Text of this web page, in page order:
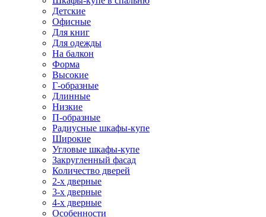
Детские
Офисные
Для книг
Для одежды
На балкон
Форма
Высокие
Г-образные
Длинные
Низкие
П-образные
Радиусные шкафы-купе
Широкие
Угловые шкафы-купе
Закругленный фасад
Количество дверей
2-х дверные
3-х дверные
4-х дверные
Особенности